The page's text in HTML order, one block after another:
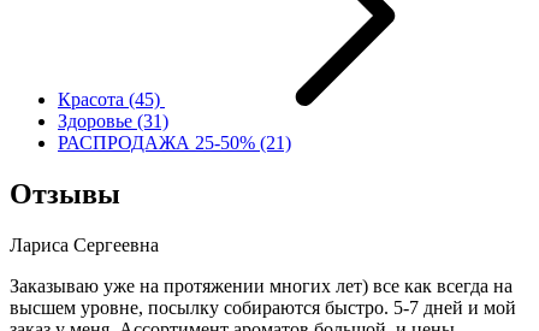
Красота (45)
Здоровье (31)
РАСПРОДАЖА 25-50% (21)
Отзывы
Лариса Сергеевна
Заказываю уже на протяжении многих лет) все как всегда на
высшем уровне, посылку собираются быстро. 5-7 дней и мой